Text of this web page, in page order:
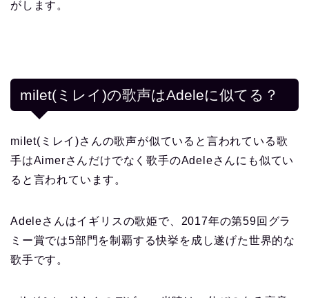
がします。
milet(ミレイ)の歌声はAdeleに似てる？
milet(ミレイ)さんの歌声が似ていると言われている歌
手はAimerさんだけでなく歌手のAdeleさんにも似てい
ると言われています。
Adeleさんはイギリスの歌姫で、2017年の第59回グラ
ミー賞では5部門を制覇する快挙を成し遂げた世界的な
歌手です。